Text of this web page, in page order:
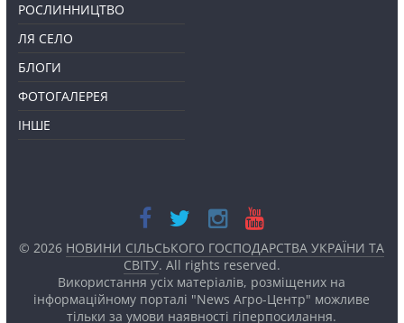
РОСЛИННИЦТВО
ЛЯ СЕЛО
БЛОГИ
ФОТОГАЛЕРЕЯ
ІНШЕ
© 2026 НОВИНИ СІЛЬСЬКОГО ГОСПОДАРСТВА УКРАЇНИ ТА
СВІТУ. All rights reserved.
Використання усіх матеріалів, розміщених на
інформаційному порталі "News Агро-Центр" можливе
тільки за умови наявності гіперпосилання.